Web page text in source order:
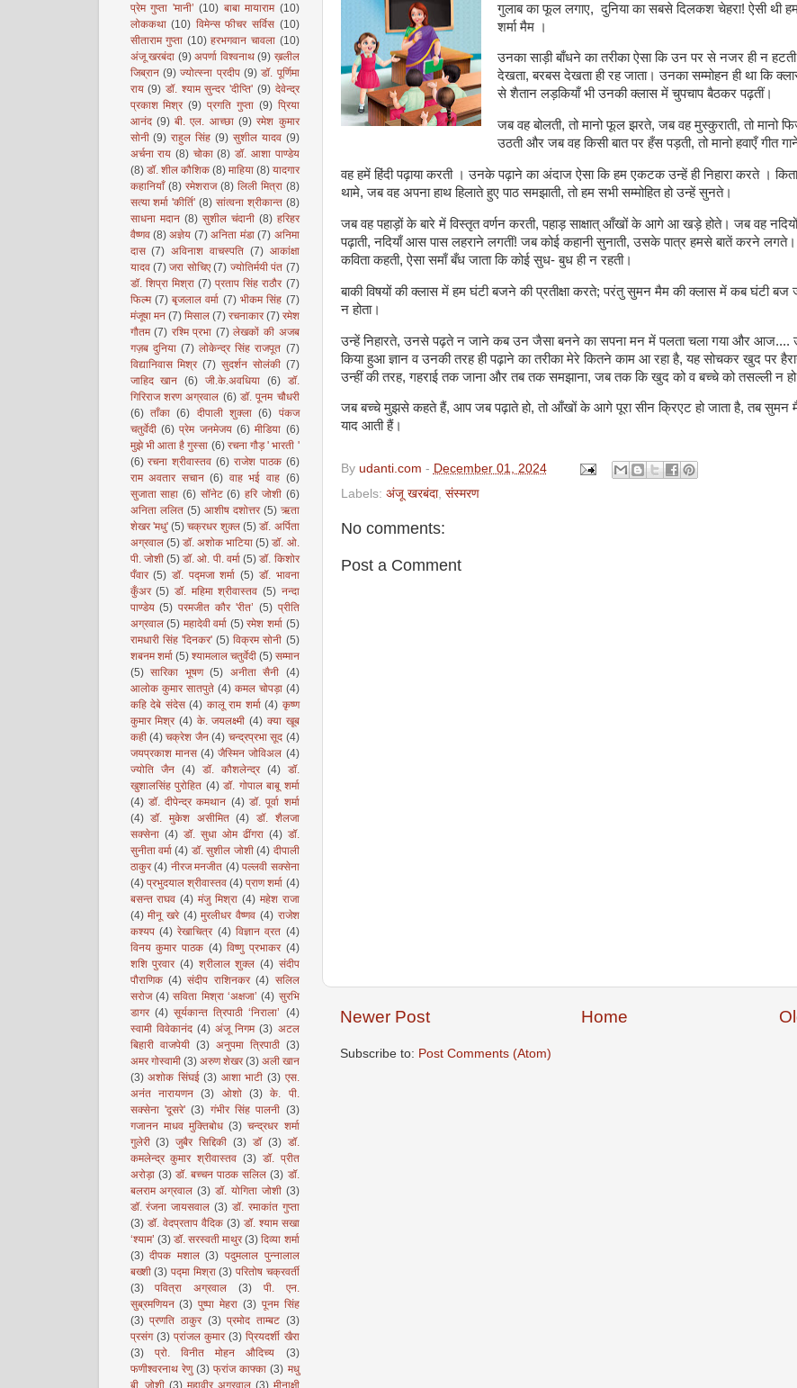
गुलाब का फूल लगाए, दुनिया का सबसे दिलकश चेहरा! ऐसी थी
शर्मा मैम ।
उनका साड़ी बाँधने का तरीका ऐसा कि उन पर से नजर ही न
देखता, बरबस देखता ही रह जाता। उनका सम्मोहन ही था कि
से शैतान लड़कियाँ भी उनकी क्लास में चुपचाप बैठकर पढ़तीं।
जब वह बोलती, तो मानो फूल झरते, जब वह मुस्कुराती, तो मानो
उठती और जब वह किसी बात पर हँस पड़ती, तो मानो हवाएँ गीत
वह हमें हिंदी पढ़ाया करती । उनके पढ़ाने का अंदाज ऐसा कि हम एकटक उन्हें ही निहारा करते ।
थामे, जब वह अपना हाथ हिलाते हुए पाठ समझाती, तो हम सभी सम्मोहित हो उन्हें सुनते।
जब वह पहाड़ों के बारे में विस्तृत वर्णन करती, पहाड़ साक्षात् आँखों के आगे आ खड़े होते। जब वह
पढ़ाती, नदियाँ आस पास लहराने लगतीं! जब कोई कहानी सुनाती, उसके पात्र हमसे बातें करने
कविता कहती, ऐसा समाँ बँध जाता कि कोई सुध- बुध ही न रहती।
बाकी विषयों की क्लास में हम घंटी बजने की प्रतीक्षा करते; परंतु सुमन मैम की क्लास में कब घंटी बज
न होता।
उन्हें निहारते, उनसे पढ़ते न जाने कब उन जैसा बनने का सपना मन में पलता चला गया और आज....
किया हुआ ज्ञान व उनकी तरह ही पढ़ाने का तरीका मेरे कितने काम आ रहा है, यह सोचकर खुद पर
उन्हीं की तरह, गहराई तक जाना और तब तक समझाना, जब तक कि खुद को व बच्चे को तसल्ली न
जब बच्चे मुझसे कहते हैं, आप जब पढ़ाते हो, तो आँखों के आगे पूरा सीन क्रिएट हो जाता है, तब सुमन
याद आती हैं।
By udanti.com - December 01, 2024
Labels: अंजू खरबंदा, संस्मरण
No comments:
Post a Comment
Newer Post Home
Subscribe to: Post Comments (Atom)
प्रेम गुप्ता 'मानी’ (10) बाबा मायाराम (10)
लोककथा (10) विमेन्स फीचर सर्विस (10)
सीताराम गुप्ता (10) हरभगवान चावला (10)
अंजू खरबंदा (9) अपर्णा विश्वनाथ (9) ख़लील
जिब्रान (9) ज्योत्स्ना प्रदीप (9) डॉ. पूर्णिमा
राय (9) डॉ. श्याम सुन्दर 'दीप्ति' (9) देवेन्द्र
प्रकाश मिश्र (9) प्रगति गुप्ता (9) प्रिया
आनंद (9) बी. एल. आच्छा (9) रमेश कुमार
सोनी (9) राहुल सिंह (9) सुशील यादव (9)
अर्चना राय (8) चोका (8) डॉ. आशा पाण्डेय
(8) डॉ. शील कौशिक (8) माहिया (8) यादगार
कहानियाँ (8) रमेशराज (8) लिली मित्रा (8)
सत्या शर्मा 'कीर्ति' (8) सांत्वना श्रीकान्त (8)
साधना मदान (8) सुशील चंदानी (8) हरिहर
वैष्णव (8) अज्ञेय (7) अनिता मंडा (7) अनिमा
दास (7) अविनाश वाचस्पति (7) आकांक्षा
यादव (7) जरा सोचिए (7) ज्योतिर्मयी पंत (7)
डॉ. शिप्रा मिश्रा (7) प्रताप सिंह राठौर (7)
फिल्म (7) बृजलाल वर्मा (7) भीकम सिंह (7)
मंजूषा मन (7) मिसाल (7) रचनाकार (7) रमेश
गौतम (7) रश्मि प्रभा (7) लेखकों की अजब
गज़ब दुनिया (7) लोकेन्द्र सिंह राजपूत (7)
विद्यानिवास मिश्र (7) सुदर्शन सोलंकी (7)
जाहिद खान (6) जी.के.अवधिया (6) डॉ.
गिरिराज शरण अग्रवाल (6) डॉ. पूनम चौधरी
(6) ताँका (6) दीपाली शुक्ला (6) पंकज
चतुर्वेदी (6) प्रेम जनमेजय (6) मीडिया (6)
मुझे भी आता है गुस्सा (6) रचना गौड़ ' भारती '
(6) रचना श्रीवास्तव (6) राजेश पाठक (6)
राम अवतार सचान (6) वाह भई वाह (6)
सुजाता साहा (6) सॉनेट (6) हरि जोशी (6)
अनिता ललित (5) आशीष दशोत्तर (5) ऋता
शेखर 'मधु' (5) चक्रधर शुक्ल (5) डॉ. अर्पिता
अग्रवाल (5) डॉ. अशोक भाटिया (5) डॉ. ओ.
पी. जोशी (5) डॉ. ओ. पी. वर्मा (5) डॉ. किशोर
पँवार (5) डॉ. पद्मजा शर्मा (5) डॉ. भावना
कुँअर (5) डॉ. महिमा श्रीवास्तव (5) नन्दा
पाण्डेय (5) परमजीत कौर 'रीत’ (5) प्रीति
अग्रवाल (5) महादेवी वर्मा (5) रमेश शर्मा (5)
रामधारी सिंह 'दिनकर' (5) विक्रम सोनी (5)
शबनम शर्मा (5) श्यामलाल चतुर्वेदी (5) सम्मान
(5) सारिका भूषण (5) अनीता सैनी (4)
आलोक कुमार सातपुते (4) कमल चोपड़ा (4)
कहि देबे संदेस (4) कालू राम शर्मा (4) कृष्ण
कुमार मिश्र (4) के. जयलक्ष्मी (4) क्या खूब
कही (4) चक्रेश जैन (4) चन्द्रप्रभा सूद (4)
जयप्रकाश मानस (4) जैस्मिन जोविअल (4)
ज्योति जैन
(4) डॉ. कौशलेन्द्र (4)
डॉ.
खुशालसिंह पुरोहित (4) डॉ. गोपाल बाबू शर्मा
(4) डॉ. दीपेन्द्र कमथान (4) डॉ. पूर्वा शर्मा
(4) डॉ. मुकेश असीमित (4) डॉ. शैलजा
सक्सेना (4) डॉ. सुधा ओम ढींगरा (4) डॉ.
सुनीता वर्मा (4) डॉ. सुशील जोशी (4) दीपाली
ठाकुर (4) नीरज मनजीत (4) पल्लवी सक्सेना
(4) प्रभुदयाल श्रीवास्तव (4) प्राण शर्मा (4)
बसन्त राघव (4) मंजु मिश्रा (4) महेश राजा
(4) मीनू खरे (4) मुरलीधर वैष्णव (4) राजेश
कश्यप (4) रेखाचित्र (4) विज्ञान व्रत (4)
विनय कुमार पाठक (4) विष्णु प्रभाकर (4)
शशि पुरवार (4) श्रीलाल शुक्ल (4) संदीप
पौराणिक (4) संदीप राशिनकर (4) सलिल
सरोज (4) सविता मिश्रा ‘अक्षजा’ (4) सुरभि
डागर (4) सूर्यकान्त त्रिपाठी ‘निराला’ (4)
स्वामी विवेकानंद (4) अंजू निगम (3) अटल
बिहारी वाजपेयी (3) अनुपमा त्रिपाठी (3)
अमर गोस्वामी (3) अरुण शेखर (3) अली खान
(3) अशोक सिंघई (3) आशा भाटी (3) एस.
अनंत नारायणन (3) ओशो (3) के. पी.
सक्सेना 'दूसरे' (3) गंभीर सिंह पालनी (3)
गजानन माधव मुक्तिबोध (3) चन्द्रधर शर्मा
गुलेरी (3) जुबैर सिद्दिकी (3) डॉ (3) डॉ.
कमलेन्द्र कुमार श्रीवास्तव (3) डॉ. प्रीत
अरोड़ा (3) डॉ. बच्चन पाठक सलिल (3) डॉ.
बलराम अग्रवाल (3) डॉ. योगिता जोशी (3)
डॉ. रंजना जायसवाल (3) डॉ. रमाकांत गुप्ता
(3) डॉ. वेदप्रताप वैदिक (3) डॉ. श्याम सखा
‘श्याम’ (3) डॉ. सरस्वती माथुर (3) दिव्या शर्मा
(3) दीपक मशाल (3) पदुमलाल पुन्नालाल
बख्शी (3) पद्मा मिश्रा (3) परितोष चक्रवर्ती
(3)
पवित्रा अग्रवाल (3)
पी. एन.
सुब्रमणियन (3) पुष्पा मेहरा (3) पूनम सिंह
(3) प्रणति ठाकुर (3) प्रमोद ताम्बट (3)
प्रसंग (3) प्रांजल कुमार (3) प्रियदर्शी खैरा
(3)
प्रो. विनीत मोहन औदिच्य
(3)
फणीश्वरनाथ रेणु (3) फ्रांज काफ्का (3) मधु
बी. जोशी (3) महावीर अग्रवाल (3) मीनाक्षी